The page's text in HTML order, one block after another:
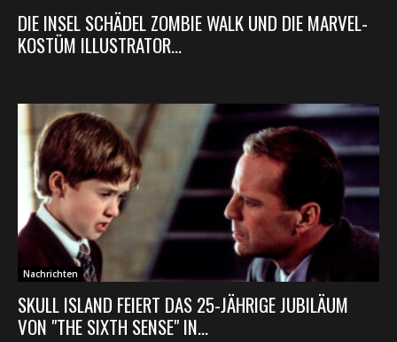
DIE INSEL SCHÄDEL ZOMBIE WALK UND DIE MARVEL-
KOSTÜM ILLUSTRATOR...
Nachrichten
SKULL ISLAND FEIERT DAS 25-JÄHRIGE JUBILÄUM
VON "THE SIXTH SENSE" IN...